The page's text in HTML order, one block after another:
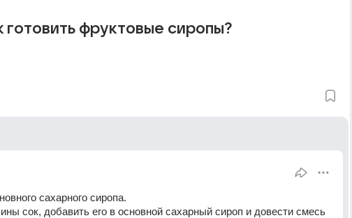
готовить фруктовые сиропы?
сахарного сиропа.
сок, добавить его в основной сахарный сироп и довести смесь